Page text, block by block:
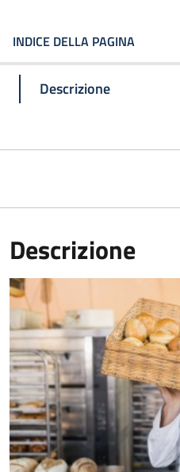
INDICE DELLA PAGINA
Descrizione
Descrizione